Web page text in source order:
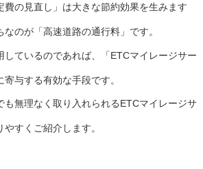
費の見直し」は大きな節約効果を生みます
のが「高速道路の通行料」です。
しているのであれば、「ETCマイレージサー
与する有効な手段です。
も無理なく取り入れられるETCマイレージサ
すくご紹介します。